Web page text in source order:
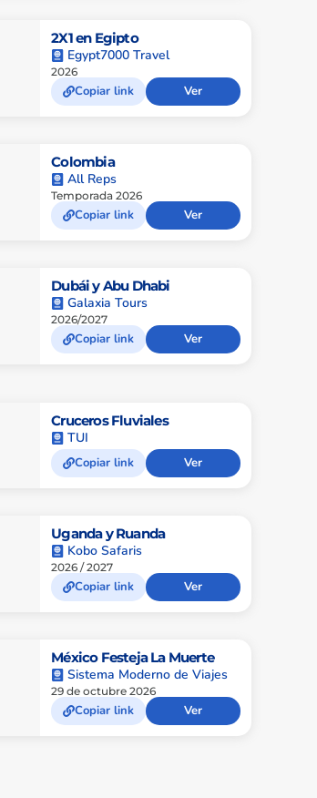
2X1 en Egipto
Egypt7000 Travel
2026
Copiar link Ver
Colombia
All Reps
Temporada 2026
Copiar link Ver
Dubái y Abu Dhabi
Galaxia Tours
2026/2027
Copiar link Ver
Cruceros Fluviales
TUI
Copiar link Ver
Uganda y Ruanda
Kobo Safaris
2026 / 2027
Copiar link Ver
México Festeja La Muerte
Sistema Moderno de Viajes
29 de octubre 2026
Copiar link Ver